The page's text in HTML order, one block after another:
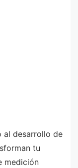
al desarrollo de
tu
medición